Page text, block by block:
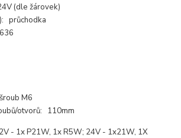
(dle žárovek)
průchodka
M6
otvorů: 110mm
- 1x P21W, 1x R5W; 24V - 1x21W, 1X